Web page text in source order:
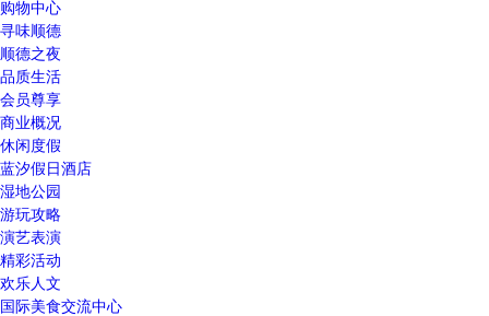
购物中心
寻味顺德
顺德之夜
品质生活
会员尊享
商业概况
休闲度假
蓝汐假日酒店
湿地公园
游玩攻略
演艺表演
精彩活动
欢乐人文
国际美食交流中心